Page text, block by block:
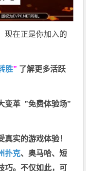
现在正是你加入的
胜” 了解更多活跃
变革 ”免费体验场”
实的游戏体验！
扑克、奥马哈、短
。不仅如此， 可